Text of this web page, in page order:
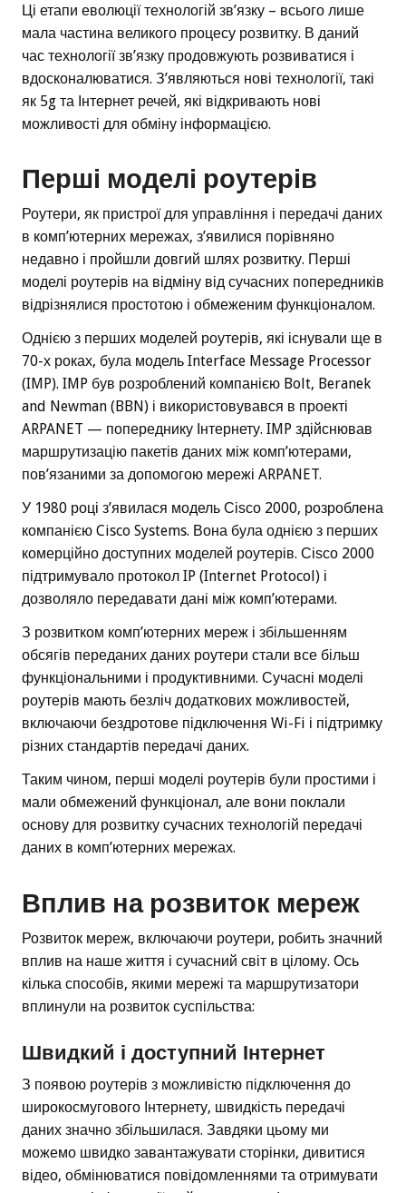
Ці етапи еволюції технологій зв’язку – всього лише
мала частина великого процесу розвитку. В даний
час технології зв’язку продовжують розвиватися і
вдосконалюватися. З’являються нові технології, такі
як 5g та Інтернет речей, які відкривають нові
можливості для обміну інформацією.
Перші моделі роутерів
Роутери, як пристрої для управління і передачі даних
в комп’ютерних мережах, з’явилися порівняно
недавно і пройшли довгий шлях розвитку. Перші
моделі роутерів на відміну від сучасних попередників
відрізнялися простотою і обмеженим функціоналом.
Однією з перших моделей роутерів, які існували ще в
70-х роках, була модель Interface Message Processor
(IMP). IMP був розроблений компанією Bolt, Beranek
and Newman (BBN) і використовувався в проекті
ARPANET — попереднику Інтернету. IMP здійснював
маршрутизацію пакетів даних між комп’ютерами,
пов’язаними за допомогою мережі ARPANET.
У 1980 році з’явилася модель Сіѕсо 2000, розроблена
компанією Cisco Systems. Вона була однією з перших
комерційно доступних моделей роутерів. Сіѕсо 2000
підтримувало протокол IP (Internet Protocol) і
дозволяло передавати дані між комп’ютерами.
З розвитком комп’ютерних мереж і збільшенням
обсягів переданих даних роутери стали все більш
функціональними і продуктивними. Сучасні моделі
роутерів мають безліч додаткових можливостей,
включаючи бездротове підключення Wi-Fi і підтримку
різних стандартів передачі даних.
Таким чином, перші моделі роутерів були простими і
мали обмежений функціонал, але вони поклали
основу для розвитку сучасних технологій передачі
даних в комп’ютерних мережах.
Вплив на розвиток мереж
Розвиток мереж, включаючи роутери, робить значний
вплив на наше життя і сучасний світ в цілому. Ось
кілька способів, якими мережі та маршрутизатори
вплинули на розвиток суспільства:
Швидкий і доступний Інтернет
З появою роутерів з можливістю підключення до
широкосмугового Інтернету, швидкість передачі
даних значно збільшилася. Завдяки цьому ми
можемо швидко завантажувати сторінки, дивитися
відео, обмінюватися повідомленнями та отримувати